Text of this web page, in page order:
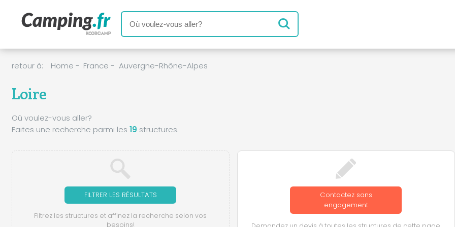
retour à: Home - France - Auvergne-Rhône-Alpes
Loire
Où voulez-vous aller?
Faites une recherche parmi les 19 structures.
FILTRER LES RÉSULTATS
Filtrez les structures et affinez la recherche selon vos
besoins!
Contactez sans
engagement